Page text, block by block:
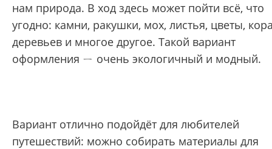
нам природа. В ход здесь может пойти всё, что
угодно: камни, ракушки, мох, листья, цветы,
деревьев и многое другое. Такой вариант
оформления ㄧ очень экологичный и модный.
Вариант отлично подойдёт для любителей
путешествий: можно собирать материалы для